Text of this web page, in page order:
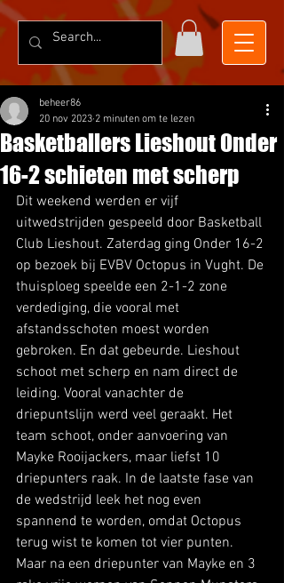
Basketballers Lieshout Onder
16-2 schieten met scherp
beheer86
20 nov 2023 2 minuten om te lezen
Dit weekend werden er vijf
uitwedstrijden gespeeld door Basketball
Club Lieshout. Zaterdag ging Onder 16-2
op bezoek bij EVBV Octopus in Vught. De
thuisploeg speelde een 2-1-2 zone
verdediging, die vooral met
afstandsschoten moest worden
gebroken. En dat gebeurde. Lieshout
schoot met scherp en nam direct de
leiding. Vooral vanachter de
driepuntslijn werd veel geraakt. Het
team schoot, onder aanvoering van
Mayke Rooijackers, maar liefst 10
driepunters raak. In de laatste fase van
de wedstrijd leek het nog even
spannend te worden, omdat Octopus
terug wist te komen tot vier punten.
Maar na een driepunter van Mayke en 3